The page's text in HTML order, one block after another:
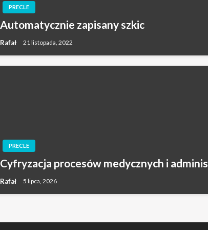
PRECLE
Automatycznie zapisany szkic
Rafał 21 listopada, 2022
PRECLE
Cyfryzacja procesów medycznych i
Rafał 5 lipca, 2026